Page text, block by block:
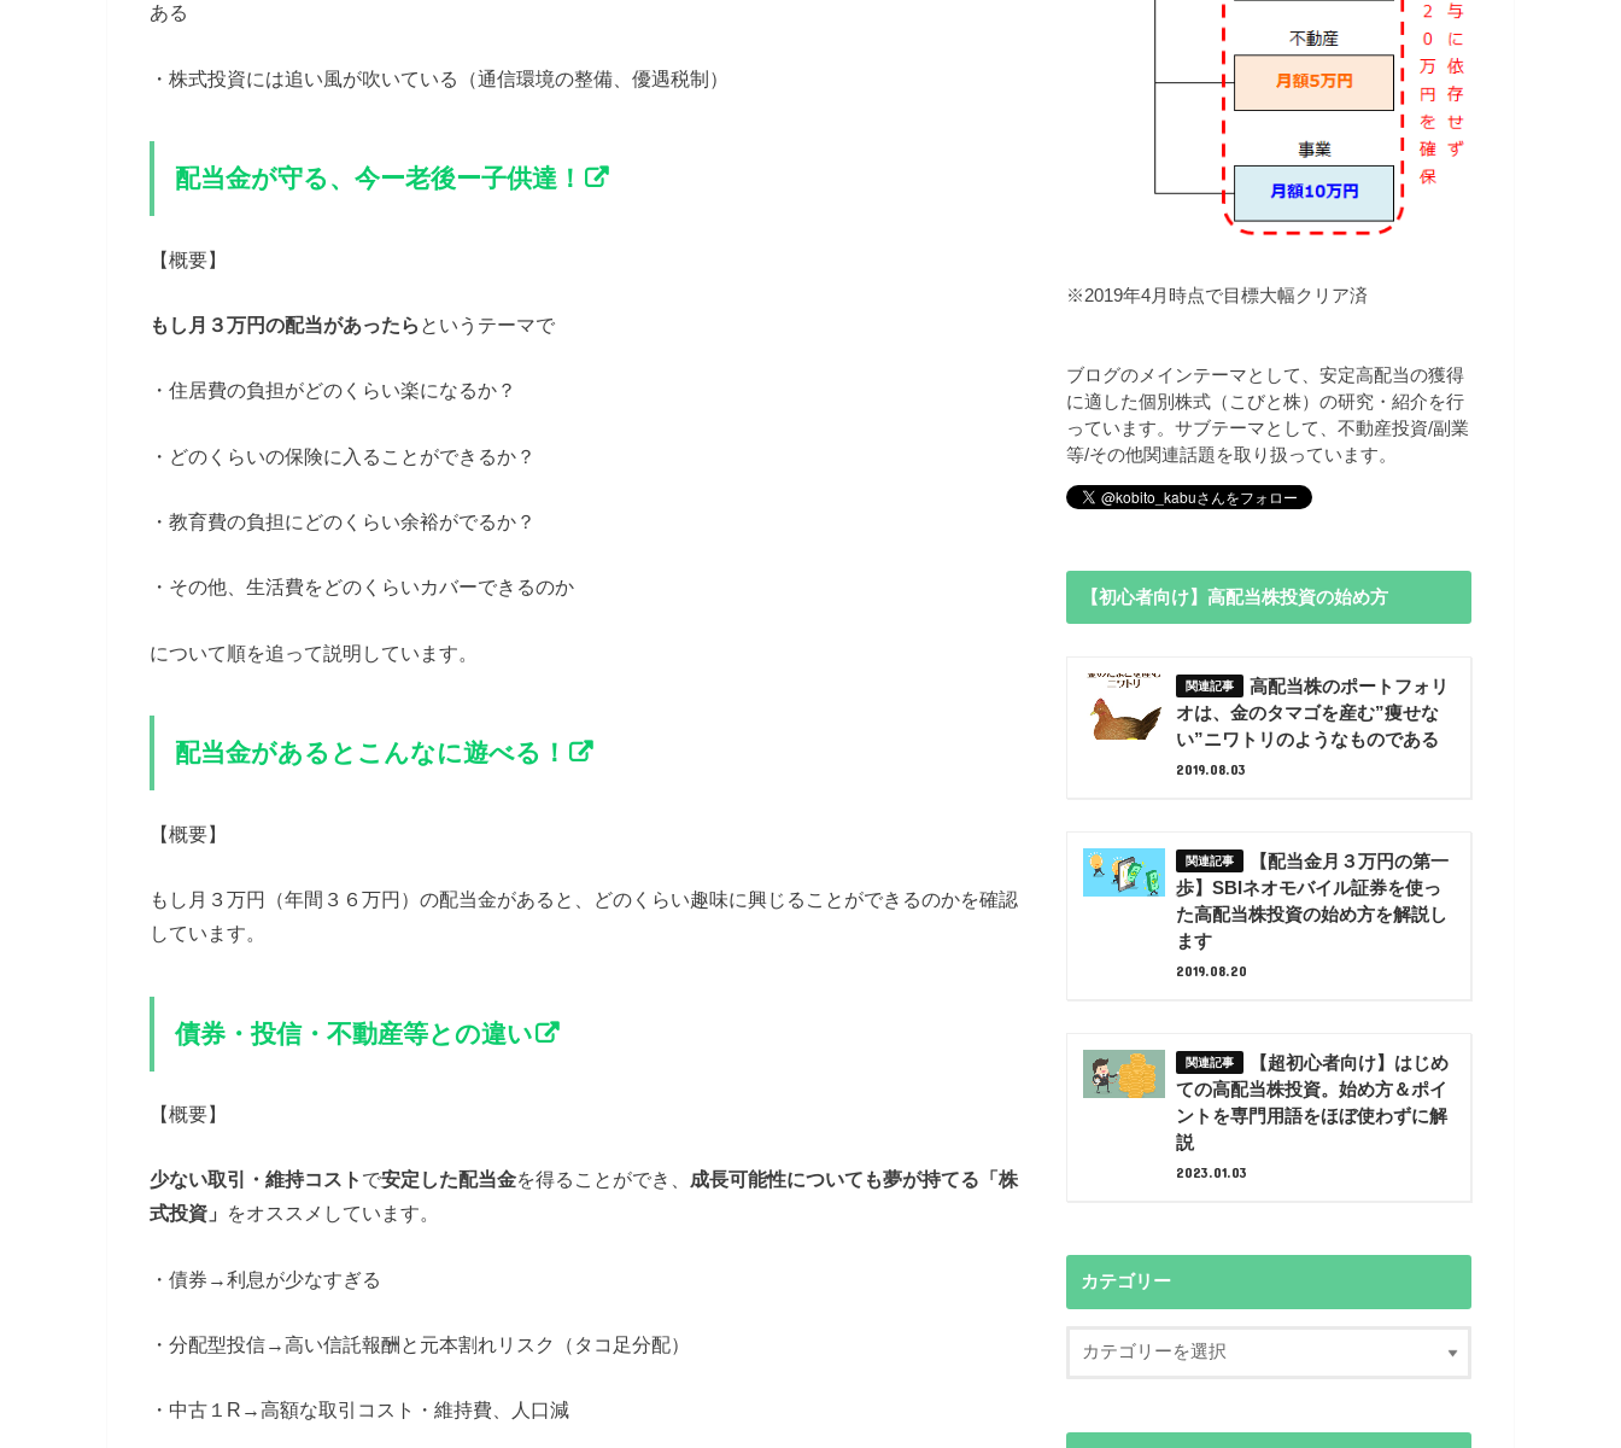
ある
・株式投資には追い風が吹いている（通信環境の整備、優遇税制）
配当金が守る、今ー老後ー子供達！
【概要】
もし月３万円の配当があったら というテーマで
・住居費の負担がどのくらい楽になるか？
・どのくらいの保険に入ることができるか？
・教育費の負担にどのくらい余裕がでるか？
・その他、生活費をどのくらいカバーできるのか
について順を追って説明しています。
配当金があるとこんなに遊べる！
【概要】
もし月３万円（年間３６万円）の配当金があると、どのくらい趣味に興じることができるのかを確認
しています。
債券・投信・不動産等との違い
【概要】
少ない取引・維持コスト で安定した配当金を得ることができ、 成長可能性についても夢が持てる「株
式投資」
をオススメしています。
・債券→利息が少なすぎる
・分配型投信→高い信託報酬と元本割れリスク（タコ足分配）
・中古１R→高額な取引コスト・維持費、人口減
※2019年4月時点で目標大幅クリア済
ブログのメインテーマとして、安定高配当の獲得
に適した個別株式（こびと株）の研究・紹介を行
っています。サブテーマとして、不動産投資/副業
等/その他関連話題を取り扱っています。
【初心者向け】高配当株投資の始め方
高配当株のポートフォリ
オは、金のタマゴを産む”痩せな
い”ニワトリのようなものである
2019.08.03
【配当金月３万円の第一
歩】SBIネオモバイル証券を使っ
た高配当株投資の始め方を解説し
ます
2019.08.20
【超初心者向け】はじめ
ての高配当株投資。始め方＆ポイ
ントを専門用語をほぼ使わずに解
説
2023.01.03
カテゴリー